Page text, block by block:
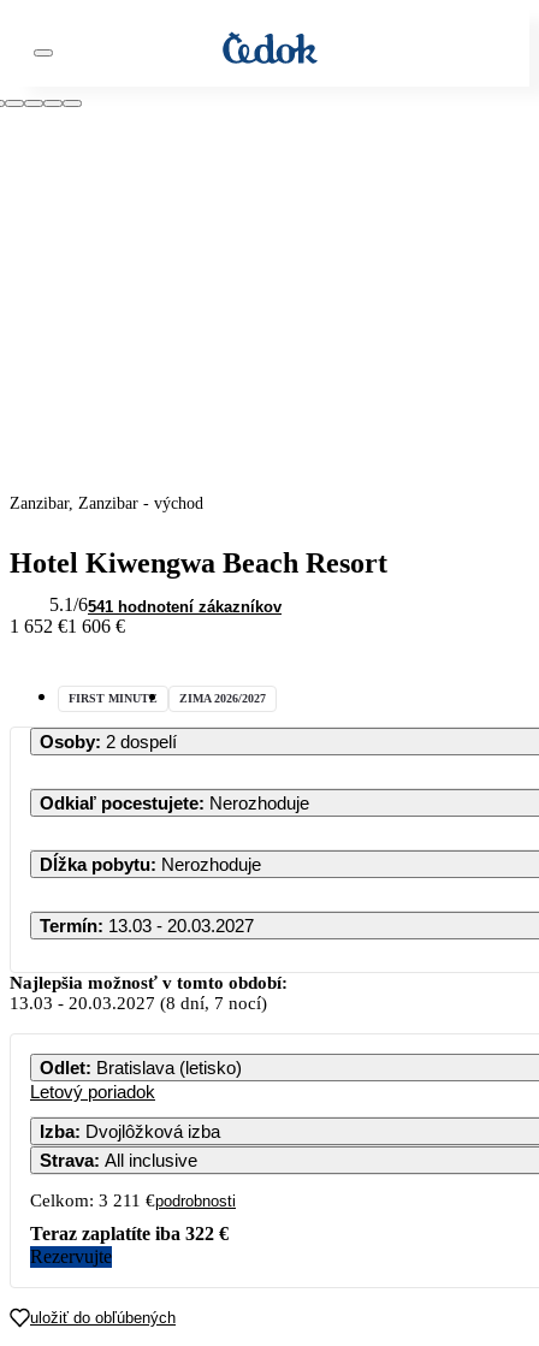
Zanzibar, Zanzibar - východ
Hotel Kiwengwa Beach Resort
5.1/6541 hodnotení zákazníkov
1 652 €1 606 €
FIRST MINUTE ZIMA 2026/2027
Osoby: 2 dospelí
Odkiaľ pocestujete: Nerozhoduje
Dĺžka pobytu: Nerozhoduje
Termín: 13.03 - 20.03.2027
Najlepšia možnosť v tomto období:
13.03 - 20.03.2027 (8 dní, 7 nocí)
Odlet: Bratislava (letisko)
Letový poriadok
Izba: Dvojlôžková izba
Strava: All inclusive
Celkom: 3 211 €podrobnosti
Teraz zaplatíte iba 322 €
Rezervujte
uložiť do obľúbených